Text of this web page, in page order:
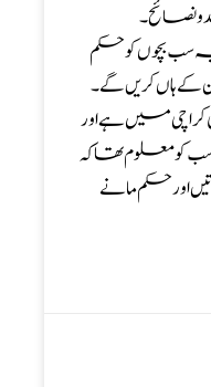
نصائح ۔
بچوں کو حکم
ہاں کریں گے ۔
کراچی میں ہے اور
کو معلوم تھا کہ
اور حکم مانے